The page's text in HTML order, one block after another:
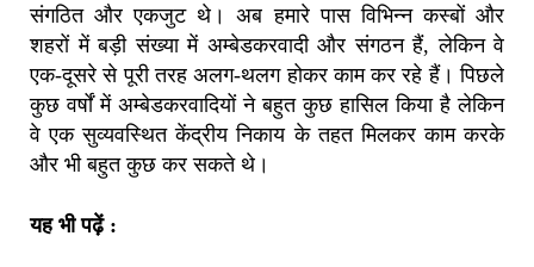
संगठित और एकजुट थे। अब हमारे पास विभिन्न कस्बों और
शहरों में बड़ी संख्या में अम्बेडकरवादी और संगठन हैं, लेकिन वे
एक-दूसरे से पूरी तरह अलग-थलग होकर काम कर रहे हैं। पिछले
कुछ वर्षों में अम्बेडकरवादियों ने बहुत कुछ हासिल किया है लेकिन
वे एक सुव्यवस्थित केंद्रीय निकाय के तहत मिलकर काम करके
और भी बहुत कुछ कर सकते थे।
यह भी पढ़ें :